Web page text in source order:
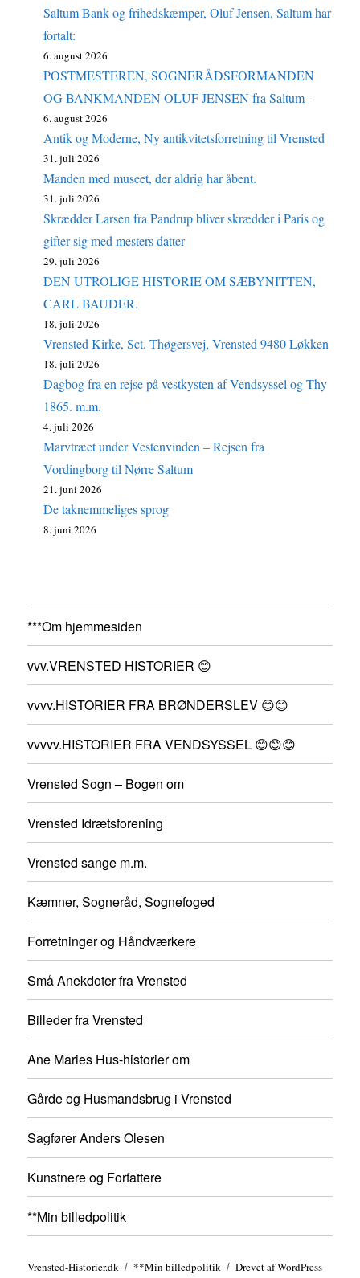
Saltum Bank og frihedskæmper, Oluf Jensen, Saltum har
fortalt:
6. august 2026
POSTMESTEREN, SOGNERÅDSFORMANDEN
OG BANKMANDEN OLUF JENSEN fra Saltum –
6. august 2026
Antik og Moderne, Ny antikvitetsforretning til Vrensted
31. juli 2026
Manden med museet, der aldrig har åbent.
31. juli 2026
Skrædder Larsen fra Pandrup bliver skrædder i Paris og
gifter sig med mesters datter
29. juli 2026
DEN UTROLIGE HISTORIE OM SÆBYNITTEN,
CARL BAUDER.
18. juli 2026
Vrensted Kirke, Sct. Thøgersvej, Vrensted 9480 Løkken
18. juli 2026
Dagbog fra en rejse på vestkysten af Vendsyssel og Thy
1865. m.m.
4. juli 2026
Marvtræet under Vestenvinden – Rejsen fra
Vordingborg til Nørre Saltum
21. juni 2026
De taknemmeliges sprog
8. juni 2026
***Om hjemmesiden
vvv.VRENSTED HISTORIER 😊
vvvv.HISTORIER FRA BRØNDERSLEV 😊😊
vvvvv.HISTORIER FRA VENDSYSSEL 😊😊😊
Vrensted Sogn – Bogen om
Vrensted Idrætsforening
Vrensted sange m.m.
Kæmner, Sogneråd, Sognefoged
Forretninger og Håndværkere
Små Anekdoter fra Vrensted
Billeder fra Vrensted
Ane Maries Hus-historier om
Gårde og Husmandsbrug i Vrensted
Sagfører Anders Olesen
Kunstnere og Forfattere
**Min billedpolitik
Vrensted-Historier.dk **Min billedpolitik Drevet af WordPress